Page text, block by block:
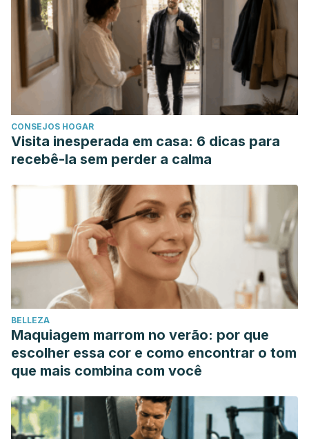
protein and exercise. J Int Soc Sports Nutr, 2017.
Zhang X., Guan T., Yang B., Chi Z., et al., A novel role for
zinc transporter 8 in the facilitation of zinc accumulation
and regulation of testosterone synthesis in leyding cells of
human and mouse testicle. Metabolism, 2018. 88:40-50.
CONSEJOS HOGAR
Visita inesperada em casa: 6 dicas para
recebê-la sem perder a calma
BELLEZA
Maquiagem marrom no verão: por que
escolher essa cor e como encontrar o tom
que mais combina com você